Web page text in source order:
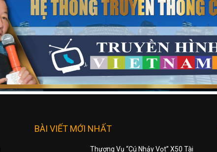
BÀI VIẾT MỚI NHẤT
Thương Vụ “Cú Nhảy Vọt” X50 Tài